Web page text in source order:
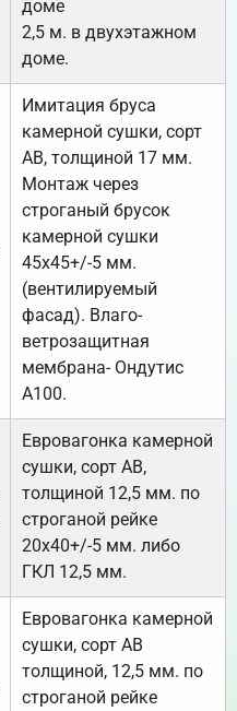
доме
2,5 м. в двухэтажном
доме.
Имитация бруса
камерной сушки, сорт
АВ, толщиной 17 мм.
Монтаж через
строганый брусок
камерной сушки
45х45+/-5 мм.
(вентилируемый
фасад). Влаго-
ветрозащитная
мембрана- Ондутис
А100.
Евровагонка камерной
сушки, сорт АВ,
толщиной 12,5 мм. по
строганой рейке
20х40+/-5 мм. либо
ГКЛ 12,5 мм.
Евровагонка камерной
сушки, сорт АВ
толщиной, 12,5 мм. по
строганой рейке